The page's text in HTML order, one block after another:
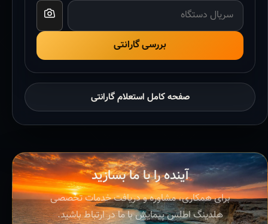
بررسی گارانتی
صفحه کامل استعلام گارانتی
آینده را با ما بسازید
برای همکاری، مشاوره و دریافت خدمات تخصصی
هلدینگ اطلس پیمایش با ما در ارتباط باشید.